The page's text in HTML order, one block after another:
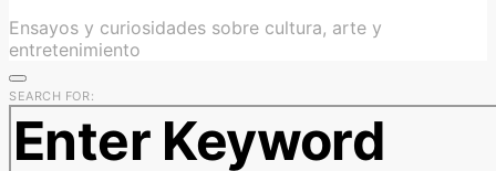
Ensayos y curiosidades sobre cultura, arte y
entretenimiento
SEARCH FOR: